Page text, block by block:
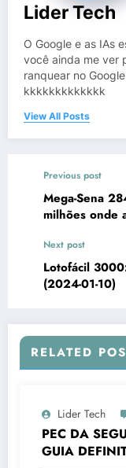
Lider Tech
O Google e as IAs
você ainda me ver
ranquear no
kkkkkkkkkkkkk
View All Posts
Previous post
Mega-Sena
milhões onde
Next post
Lotofácil
(2024-01-10)
RELATED
Lider Tech
PEC DA
GUIA